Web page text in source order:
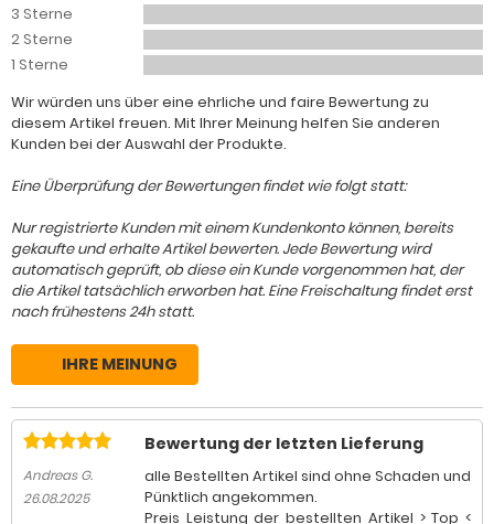
3 Sterne
2 Sterne
1 Sterne
Wir würden uns über eine ehrliche und faire Bewertung zu
diesem Artikel freuen. Mit Ihrer Meinung helfen Sie anderen
Kunden bei der Auswahl der Produkte.
Eine Überprüfung der Bewertungen findet wie folgt statt:
Nur registrierte Kunden mit einem Kundenkonto können, bereits
gekaufte und erhalte Artikel bewerten. Jede Bewertung wird
automatisch geprüft, ob diese ein Kunde vorgenommen hat, der
die Artikel tatsächlich erworben hat. Eine Freischaltung findet erst
nach frühestens 24h statt.
IHRE MEINUNG
Andreas G.
26.08.2025
Bewertung der letzten Lieferung
alle Bestellten Artikel sind ohne Schaden und
Pünktlich angekommen.
Preis Leistung der bestellten Artikel > Top <